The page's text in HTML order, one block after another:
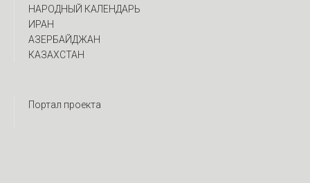
НАРОДНЫЙ КАЛЕНДАРЬ
ИРАН
АЗЕРБАЙДЖАН
КАЗАХСТАН
Портал проекта